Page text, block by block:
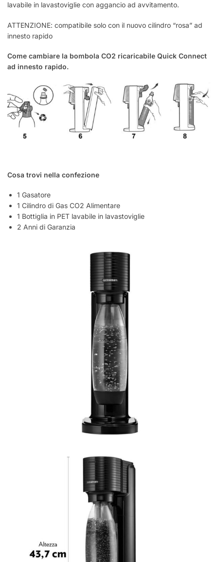
lavabile in lavastoviglie con aggancio ad avvitamento.
ATTENZIONE: compatibile solo con il nuovo cilindro “rosa” ad
innesto rapido
Come cambiare la bombola CO2 ricaricabile Quick Connect
ad innesto rapido.
Cosa trovi nella confezione
1 Gasatore
1 Cilindro di Gas CO2 Alimentare
1 Bottiglia in PET lavabile in lavastoviglie
2 Anni di Garanzia